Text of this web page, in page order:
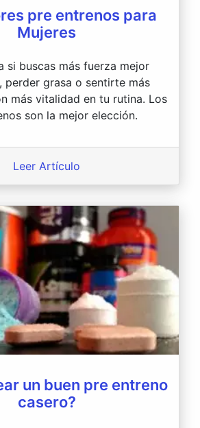
pre entrenos para
Mujeres
si buscas más fuerza mejor
perder grasa o sentirte más
más vitalidad en tu rutina. Los
son la mejor elección.
Leer Artículo
un buen pre entreno
casero?